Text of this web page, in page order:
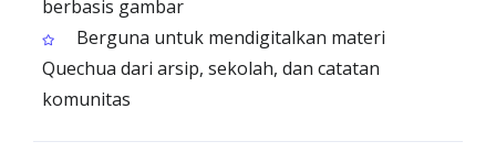
berbasis gambar
Berguna untuk mendigitalkan materi
Quechua dari arsip, sekolah, dan catatan
komunitas